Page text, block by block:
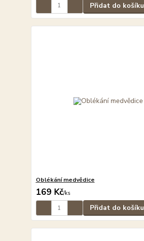
Přidat do košíku
Oblékání medvědice
169 Kč/ks
Přidat do košíku